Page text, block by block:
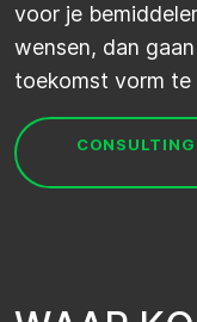
voor je
wensen, dan
toekomst vorm te